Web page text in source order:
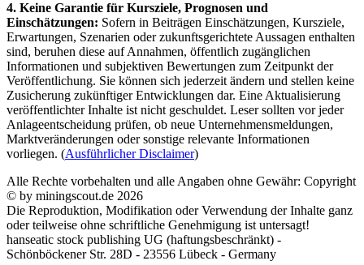
4. Keine Garantie für Kursziele, Prognosen und
Einschätzungen: Sofern in Beiträgen Einschätzungen, Kursziele,
Erwartungen, Szenarien oder zukunftsgerichtete Aussagen enthalten
sind, beruhen diese auf Annahmen, öffentlich zugänglichen
Informationen und subjektiven Bewertungen zum Zeitpunkt der
Veröffentlichung. Sie können sich jederzeit ändern und stellen keine
Zusicherung zukünftiger Entwicklungen dar. Eine Aktualisierung
veröffentlichter Inhalte ist nicht geschuldet. Leser sollten vor jeder
Anlageentscheidung prüfen, ob neue Unternehmensmeldungen,
Marktveränderungen oder sonstige relevante Informationen
vorliegen. (Ausführlicher Disclaimer)
Alle Rechte vorbehalten und alle Angaben ohne Gewähr: Copyright
© by miningscout.de 2026
Die Reproduktion, Modifikation oder Verwendung der Inhalte ganz
oder teilweise ohne schriftliche Genehmigung ist untersagt!
hanseatic stock publishing UG (haftungsbeschränkt) -
Schönböckener Str. 28D - 23556 Lübeck - Germany